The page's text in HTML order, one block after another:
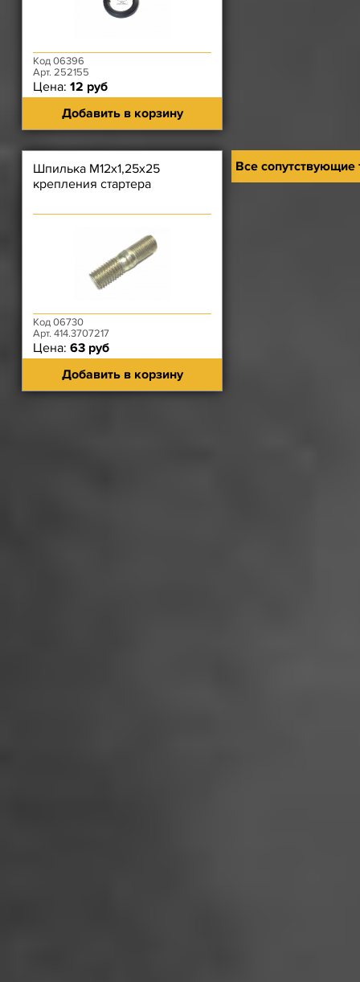
Код 06396
Арт. 252155
Цена: 12 руб
Добавить в корзину
Шпилька М12х1,25х25
крепления стартера
Код 06730
Арт. 414.3707217
Цена: 63 руб
Добавить в корзину
Все сопутствующие